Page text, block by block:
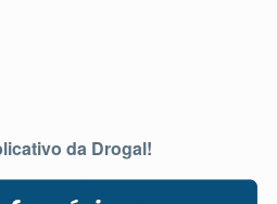
da Drogal!